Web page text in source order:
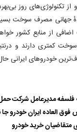
از تکنولوژی‌های روز
جهانی مصرف سوخت
اضافی از منابع کشور
کمتری دارند و
خودرو‌های ایرانی
مدیرعامل شرکت
العاده ایران خودرو جا
متقاضیان خرید خودرو